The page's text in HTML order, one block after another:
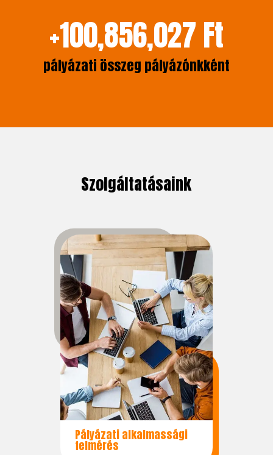
+100,856,027Ft
pályázati összeg pályázónkként
Szolgáltatásaink
Pályázati alkalmassági
felmérés